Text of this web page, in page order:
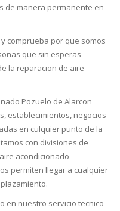
de manera permanente en
comprueba por que somos
que sin esperas
la reparacion de aire
Pozuelo de Alarcon
establecimientos, negocios
en culquier punto de la
con divisiones de
acondicionado
permiten llegar a cualquier
en nuestro servicio tecnico